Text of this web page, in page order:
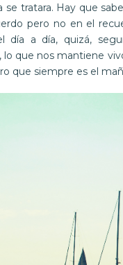
se tratara. Hay que
pero no en el
día a día, quizá,
que nos mantiene
que siempre es el